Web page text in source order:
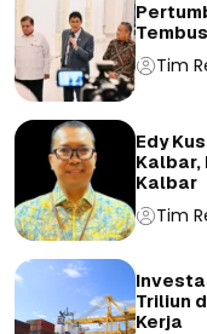
Tim
Edy
Kalbar,
Kalbar
Tim
Triliun
Kerja